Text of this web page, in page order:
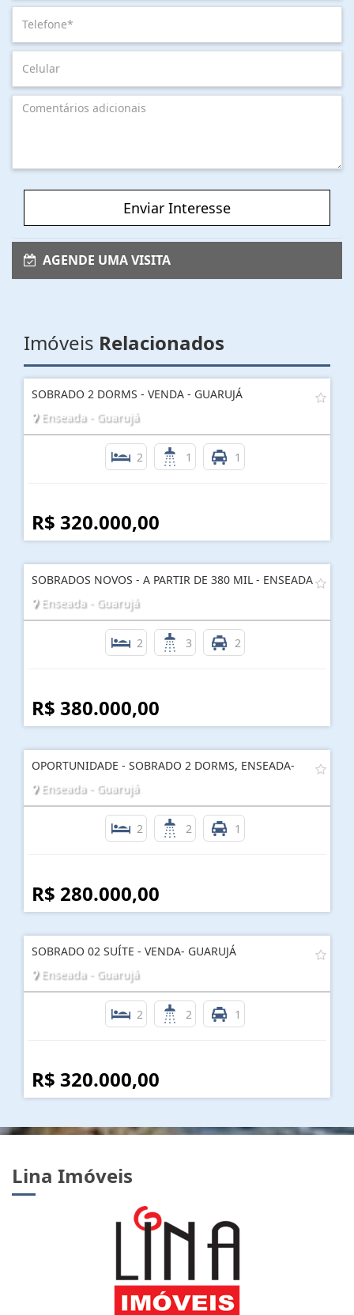
Enviar Interesse
AGENDE UMA VISITA
Imóveis Relacionados
SOBRADO 2 DORMS - VENDA - GUARUJÁ
Enseada - Guarujá
2 1 1
R$ 320.000,00
SOBRADOS NOVOS - A PARTIR DE 380 MIL - ENSEADA
Enseada - Guarujá
2 3 2
R$ 380.000,00
OPORTUNIDADE - SOBRADO 2 DORMS, ENSEADA-
Enseada - Guarujá
2 2 1
R$ 280.000,00
SOBRADO 02 SUÍTE - VENDA- GUARUJÁ
Enseada - Guarujá
2 2 1
R$ 320.000,00
Lina Imóveis